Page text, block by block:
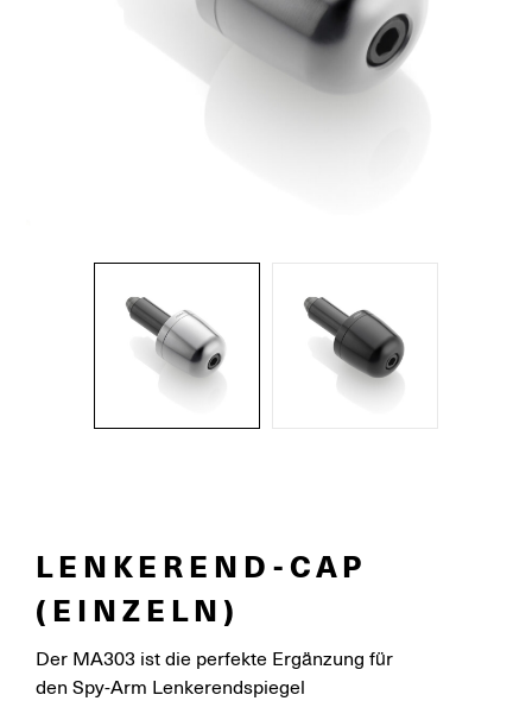
LENKEREND-CAP
(EINZELN)
Der MA303 ist die perfekte Ergänzung für
den Spy-Arm Lenkerendspiegel